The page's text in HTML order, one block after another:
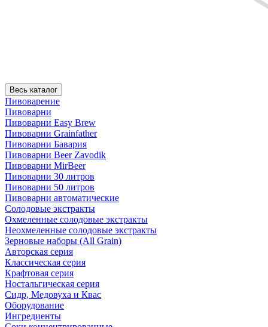
Весь каталог
Пивоварение
Пивоварни
Пивоварни Easy Brew
Пивоварни Grainfather
Пивоварни Бавария
Пивоварни Beer Zavodik
Пивоварни MirBeer
Пивоварни 30 литров
Пивоварни 50 литров
Пивоварни автоматические
Солодовые экстракты
Охмеленные солодовые экстракты
Неохмеленные солодовые экстракты
Зерновые наборы (All Grain)
Авторская серия
Классическая серия
Крафтовая серия
Ностальгическая серия
Сидр, Медовуха и Квас
Оборудование
Ингредиенты